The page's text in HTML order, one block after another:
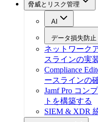
脅威とリスク管理
AI
データ損失防止
ネットワーク
スラインの実
Compliance
ースラインの
Jamf Pro コン
トを構築する
SIEM & XDR